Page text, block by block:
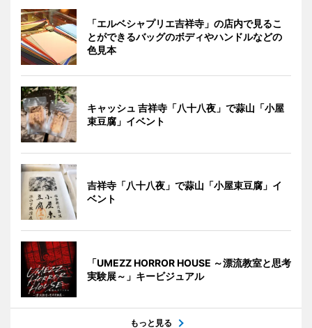
「エルベシャプリエ吉祥寺」の店内で見るこ
とができるバッグのボディやハンドルなどの
色見本
キャッシュ 吉祥寺「八十八夜」で蒜山「小屋
束豆腐」イベント
吉祥寺「八十八夜」で蒜山「小屋束豆腐」イ
ベント
「UMEZZ HORROR HOUSE ～漂流教室と思考
実験展～」キービジュアル
もっと見る